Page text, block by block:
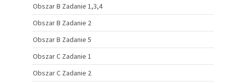
Obszar B Zadanie 1,3,4
Obszar B Zadanie 2
Obszar B Zadanie 5
Obszar C Zadanie 1
Obszar C Zadanie 2